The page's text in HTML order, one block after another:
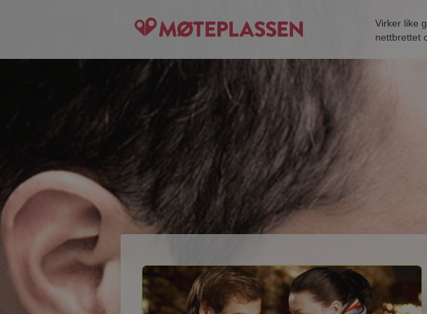
Virker like
nettbrettet